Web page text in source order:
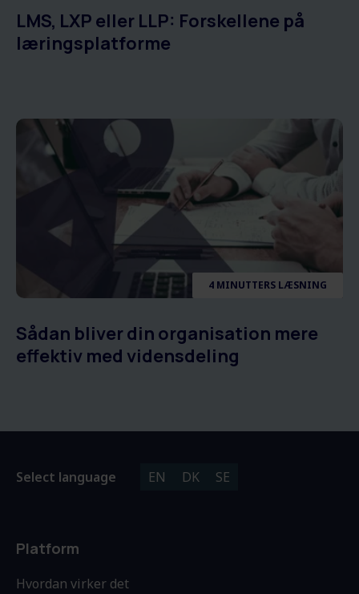
LMS, LXP eller LLP: Forskellene på
læringsplatforme
4 MINUTTERS LÆSNING
Sådan bliver din organisation mere
effektiv med vidensdeling
Select language EN DK SE
Platform
Hvordan virker det